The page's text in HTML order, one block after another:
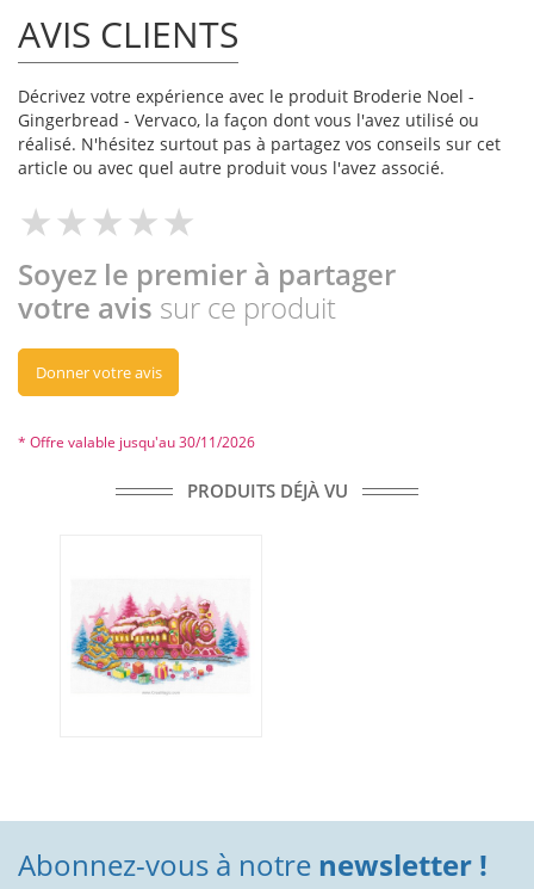
AVIS CLIENTS
Décrivez votre expérience avec le produit Broderie Noel -
Gingerbread - Vervaco, la façon dont vous l'avez utilisé ou
réalisé. N'hésitez surtout pas à partagez vos conseils sur cet
article ou avec quel autre produit vous l'avez associé.
Soyez le premier à partager
votre avis sur ce produit
Donner votre avis
* Offre valable jusqu'au 30/11/2026
PRODUITS DÉJÀ VU
Abonnez-vous à notre newsletter !